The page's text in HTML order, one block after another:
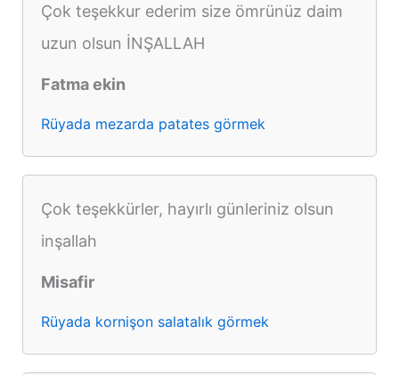
Çok teşekkur ederim size ömrünüz daim
uzun olsun İNŞALLAH
Fatma ekin
Rüyada mezarda patates görmek
Çok teşekkürler, hayırlı günleriniz olsun
inşallah
Misafir
Rüyada kornişon salatalık görmek